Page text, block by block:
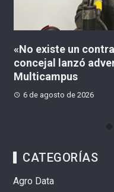
«No existe un
concejal lanzó
Multicampus
6 de agosto de 2026
CATEGORÍAS
Agro Data